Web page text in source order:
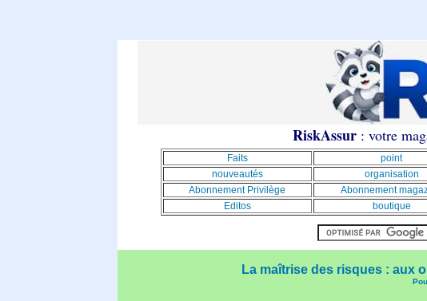
RiskAssur: votre
Faits point
nouveautés
organisation
Abonnement Privilège
Abonnement
Editos
boutique
La maîtrise des risques : aux